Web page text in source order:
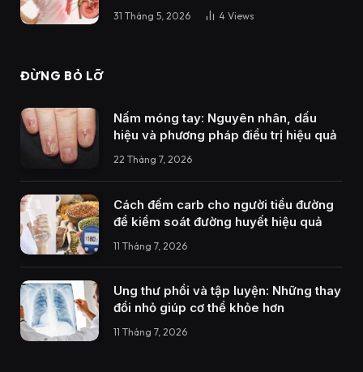
31 Tháng 5, 2026 4 Views
ĐỪNG BỎ LỠ
Nấm móng tay: Nguyên nhân, dấu
hiệu và phương pháp điều trị hiệu quả
22 Tháng 7, 2026
Cách đếm carb cho người tiểu đường
để kiểm soát đường huyết hiệu quả
11 Tháng 7, 2026
Ung thư phổi và tập luyện: Những thay
đổi nhỏ giúp cơ thể khỏe hơn
11 Tháng 7, 2026